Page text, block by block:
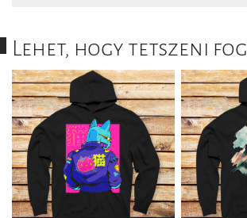
Lehet, hogy tetszeni fog